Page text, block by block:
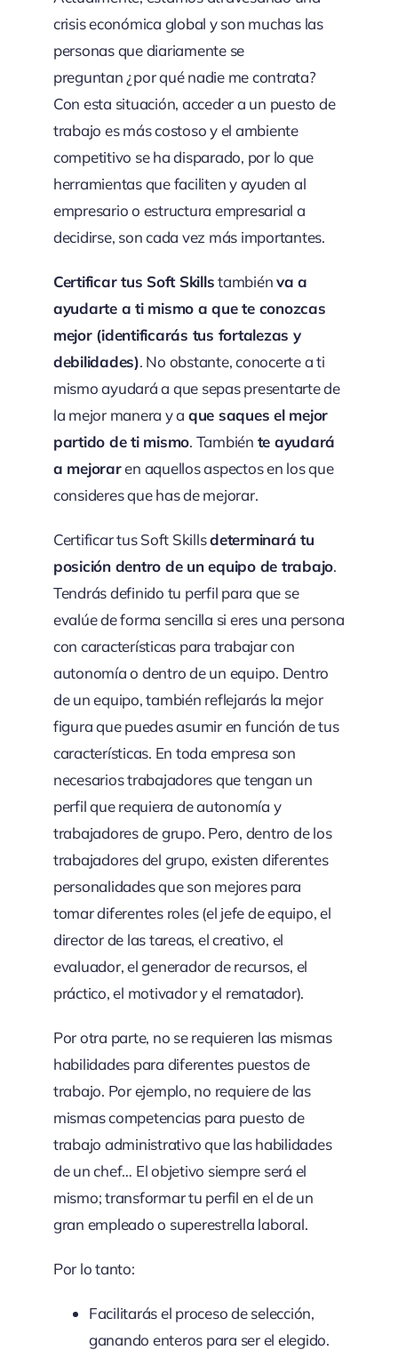
crisis económica global y son muchas las
personas que diariamente se
preguntan ¿por qué nadie me contrata?
Con esta situación, acceder a un puesto de
trabajo es más costoso y el ambiente
competitivo se ha disparado, por lo que
herramientas que faciliten y ayuden al
empresario o estructura empresarial a
decidirse, son cada vez más importantes.
Certificar tus Soft Skillstambiénva a
ayudarte a ti mismo a que te conozcas
mejor (identificarás tus fortalezas y
debilidades). No obstante, conocerte a ti
mismo ayudará a que sepas presentarte de
la mejor manera y a que saques el mejor
partido de ti mismo. También te ayudará
a mejoraren aquellos aspectos en los que
consideres que has de mejorar.
Certificar tus Soft Skillsdeterminará tu
posición dentro de un equipo de trabajo.
Tendrás definido tu perfil para que se
evalúe de forma sencilla si eres una persona
con características para trabajar con
autonomía o dentro de un equipo. Dentro
de un equipo, también reflejarás la mejor
figura que puedes asumir en función de tus
características. En toda empresa son
necesarios trabajadores que tengan un
perfil que requiera de autonomía y
trabajadores de grupo. Pero, dentro de los
trabajadores del grupo, existen diferentes
personalidades que son mejores para
tomar diferentes roles (el jefe de equipo, el
director de las tareas, el creativo, el
evaluador, el generador de recursos, el
práctico, el motivador y el rematador).
Por otra parte, no se requieren las mismas
habilidades para diferentes puestos de
trabajo. Por ejemplo, no requiere de las
mismas competencias para puesto de
trabajo administrativo que las habilidades
de un chef… El objetivo siempre será el
mismo; transformar tu perfil en el de un
gran empleado o superestrella laboral.
Por lo tanto:
Facilitarás el proceso de selección,
ganando enteros para ser el elegido.